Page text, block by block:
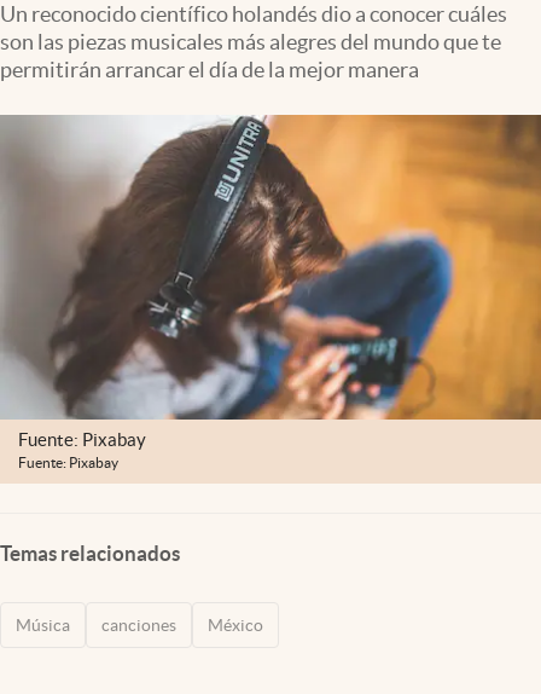
Tv
Clima
Espiritualidad
abre en nueva pestaña
México
Un reconocido científico holandés dio a conocer cuáles
son las piezas musicales más alegres del mundo que te
permitirán arrancar el día de la mejor manera
Fuente: Pixabay
Fuente: Pixabay
Temas relacionados
Música canciones México